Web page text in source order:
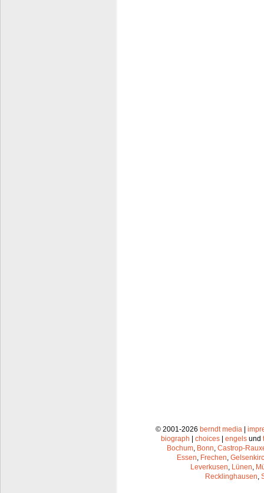
© 2001-2026 berndt media |
biograph | choices | engels und
Bochum Bonn Castrop-
Essen Frechen
Leverkusen Lünen
Recklinghausen